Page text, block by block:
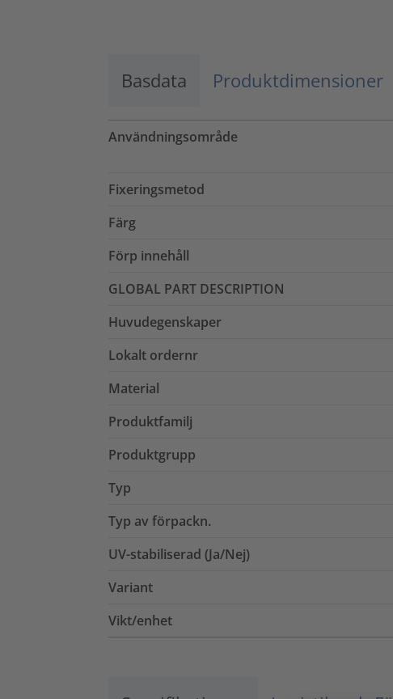
Basdata Produktdimensioner
Användningsområde
Fixeringsmetod
Färg
Förp innehåll
GLOBAL PART DESCRIPTION
Huvudegenskaper
Lokalt ordernr
Material
Produktfamilj
Produktgrupp
Typ
Typ av förpackn.
UV-stabiliserad (Ja/Nej)
Variant
Vikt/enhet